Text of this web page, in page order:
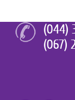
(044)
(067)